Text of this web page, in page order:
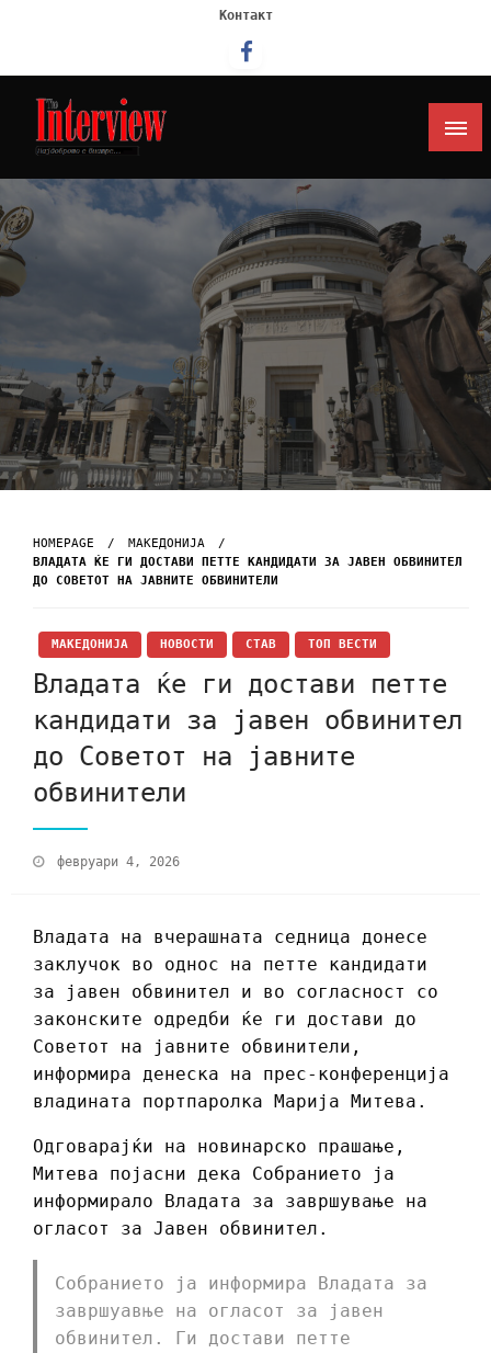
Контакт
Интервју
HOMEPAGE
МАКЕДОНИЈА
ВЛАДАТА ЌЕ ГИ ДОСТАВИ ПЕТТЕ КАНДИДАТИ ЗА ЈАВЕН ОБВИНИТЕЛ
ДО СОВЕТОТ НА ЈАВНИТЕ ОБВИНИТЕЛИ
МАКЕДОНИЈА НОВОСТИ СТАВ ТОП ВЕСТИ
Владата ќе ги достави петте
кандидати за јавен обвинител
до Советот на јавните
обвинители
февруари 4, 2026
Владата на вчерашната седница донесе
заклучок во однос на петте кандидати
за јавен обвинител и во согласност со
законските одредби ќе ги достави до
Советот на јавните обвинители,
информира денеска на прес-конференција
владината портпаролка Марија Митева.
Одговарајќи на новинарско прашање,
Митева појасни дека Собранието ја
информирало Владата за завршување на
огласот за Јавен обвинител.
Собранието ја информира Владата за
завршуавње на огласот за јавен
обвинител. Ги достави петте